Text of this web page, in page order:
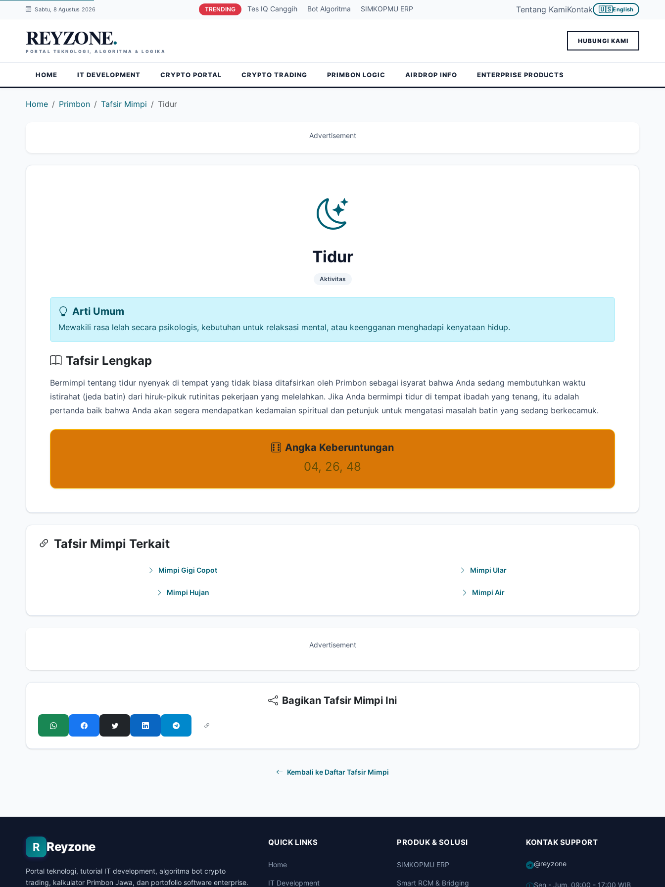
Sabtu, 8 Agustus 2026 TRENDING Tes IQ Canggih Bot Algoritma SIMKOPMU ERP Tentang KamiKontak 🇺🇸English
REYZONE.
PORTAL TEKNOLOGI, ALGORITMA & LOGIKA
HUBUNGI KAMI
HOME IT DEVELOPMENT CRYPTO PORTAL CRYPTO TRADING PRIMBON LOGIC AIRDROP INFO ENTERPRISE PRODUCTS
Home Primbon Tafsir Mimpi Tidur
Advertisement
Tidur
Aktivitas
Arti Umum
Mewakili rasa lelah secara psikologis, kebutuhan untuk relaksasi mental, atau keengganan menghadapi kenyataan hidup.
Tafsir Lengkap
Bermimpi tentang tidur nyenyak di tempat yang tidak biasa ditafsirkan oleh Primbon sebagai isyarat bahwa Anda sedang membutuhkan waktu
istirahat (jeda batin) dari hiruk-pikuk rutinitas pekerjaan yang melelahkan. Jika Anda bermimpi tidur di tempat ibadah yang tenang, itu adalah
pertanda baik bahwa Anda akan segera mendapatkan kedamaian spiritual dan petunjuk untuk mengatasi masalah batin yang sedang berkecamuk.
Angka Keberuntungan
04, 26, 48
Tafsir Mimpi Terkait
Mimpi Gigi Copot Mimpi Ular
Mimpi Hujan Mimpi Air
Advertisement
Bagikan Tafsir Mimpi Ini
Kembali ke Daftar Tafsir Mimpi
R Reyzone
Portal teknologi, tutorial IT development, algoritma bot crypto
trading, kalkulator Primbon Jawa, dan portofolio software enterprise.
QUICK LINKS
Home
IT Development
PRODUK & SOLUSI
SIMKOPMU ERP
Smart RCM & Bridging
KONTAK SUPPORT
@reyzone
Sen - Jum, 09:00 - 17:00 WIB